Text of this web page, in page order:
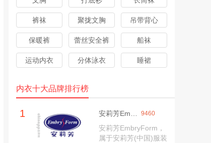
裤袜 聚拢文胸 吊带背心
保暖裤 蕾丝安全裤 船袜
运动内衣 分体泳衣 睡裙
内衣十大品牌排行榜
1 9460
安莉芳EmbryForm
安莉芳EmbryForm，
属于安莉芳(中国)服装